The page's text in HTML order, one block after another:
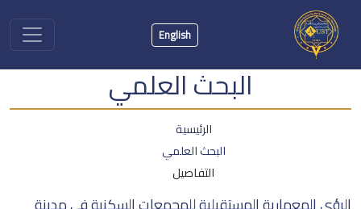
English
البحث العلمي
الرئيسية
البحث العلمي
التفاصيل